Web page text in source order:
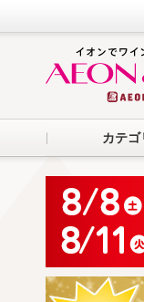
カテゴ